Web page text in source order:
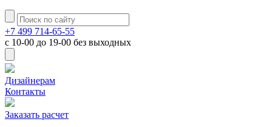
+7 499 714-65-55
с 10-00 до 19-00 без выходных
Дизайнерам
Контакты
Заказать расчет